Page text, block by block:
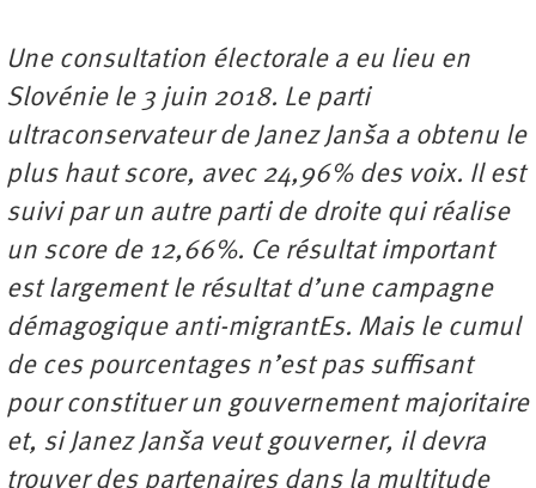
Une consultation électorale a eu lieu en
Slovénie le 3 juin 2018. Le parti
ultraconservateur de Janez Janša a obtenu le
plus haut score, avec 24,96% des voix. Il est
suivi par un autre parti de droite qui réalise
un score de 12,66%. Ce résultat important
est largement le résultat d’une campagne
démagogique anti-migrantEs. Mais le cumul
de ces pourcentages n’est pas suffisant
pour constituer un gouvernement majoritaire
et, si Janez Janša veut gouverner, il devra
trouver des partenaires dans la multitude